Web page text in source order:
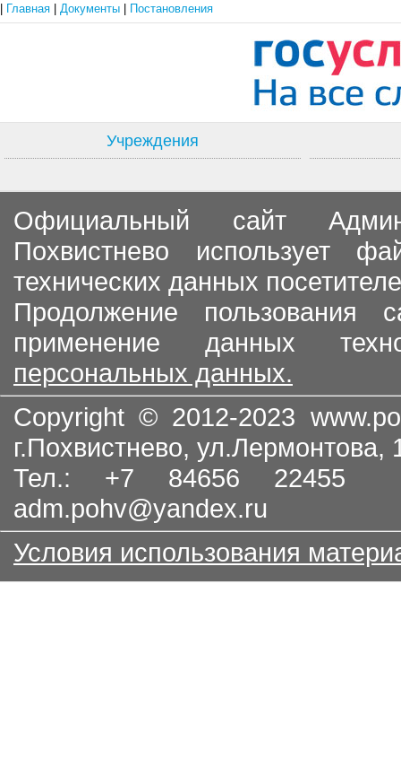
Главная Документы Постановления
Учреждения
Официальный сайт
Похвистнево использует
технических данных
Продолжение пользования
применение данных
персональных данных.
Copyright © 2012-2023
г.Похвистнево, ул.Лермонтова,
Тел.: +7 84656
adm.pohv@yandex.ru
Условия использования